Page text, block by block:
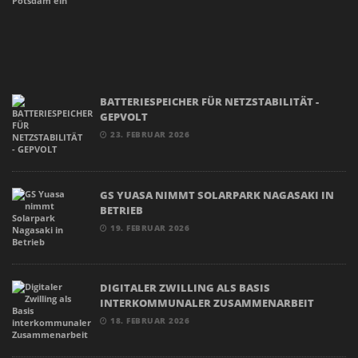
BATTERIESPEICHER FÜR NETZSTABILITÄT -
GEPVOLT
23. FEBRUAR 2026
GS YUASA NIMMT SOLARPARK NAGASAKI IN
BETRIEB
19. FEBRUAR 2026
DIGITALER ZWILLING ALS BASIS
INTERKOMMUNALER ZUSAMMENARBEIT
18. FEBRUAR 2026